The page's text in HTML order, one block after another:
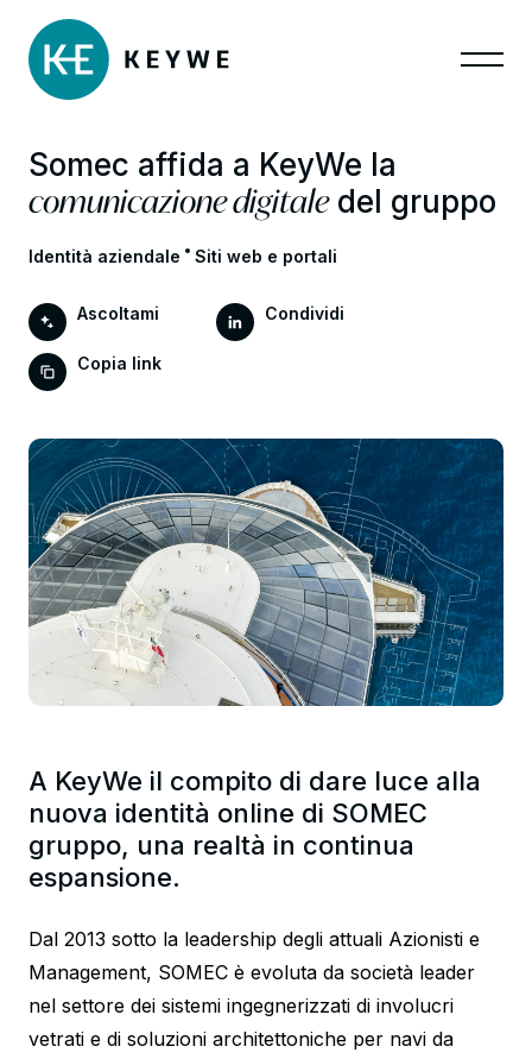
Somec affida a KeyWe la
comunicazione digitaledel gruppo
Identità aziendale Siti web e portali
Ascoltami Condividi
Copia link
A KeyWe il compito di dare luce alla
nuova identità online di SOMEC
gruppo, una realtà in continua
espansione.
Dal 2013 sotto la leadership degli attuali Azionisti e
Management, SOMEC è evoluta da società leader
nel settore dei sistemi ingegnerizzati di involucri
vetrati e di soluzioni architettoniche per navi da